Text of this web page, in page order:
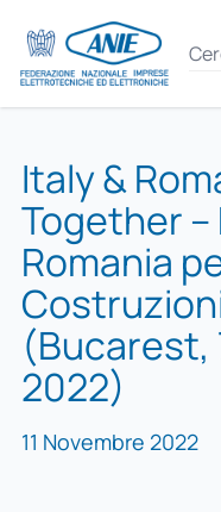
Italy &
Together
Romania
(Bucarest,
2022)
11 Novembre 2022